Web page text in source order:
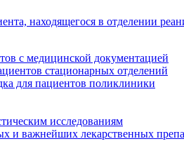
находящегося в отделении
с медицинской документацией
стационарных отделений
для пациентов поликлиники
исследованиям
и важнейших лекарственных